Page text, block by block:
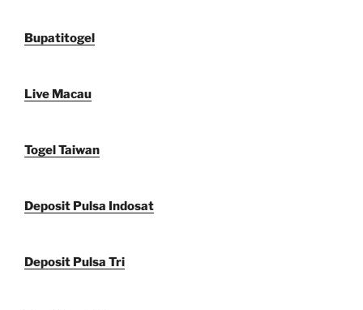
Bupatitogel
Live Macau
Togel Taiwan
Deposit Pulsa Indosat
Deposit Pulsa Tri